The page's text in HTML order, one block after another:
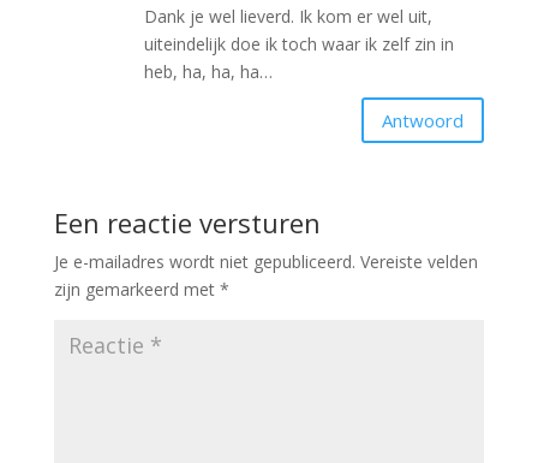
Dank je wel lieverd. Ik kom er wel uit,
uiteindelijk doe ik toch waar ik zelf zin in
heb, ha, ha, ha…
Antwoord
Een reactie versturen
Je e-mailadres wordt niet gepubliceerd. Vereiste velden
zijn gemarkeerd met *